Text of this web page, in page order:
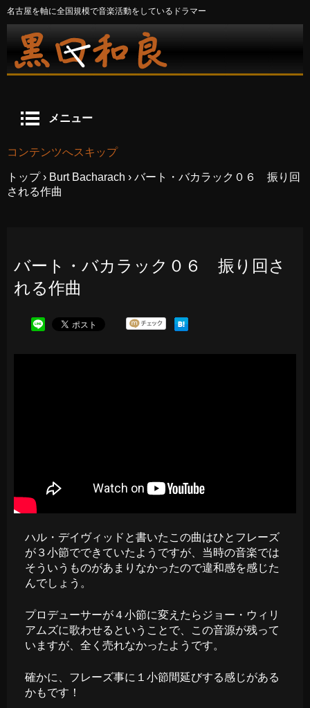
名古屋を軸に全国規模で音楽活動をしているドラマー
メニュー
コンテンツへスキップ
トップ › Burt Bacharach › バート・バカラック０６ 振り回
される作曲
バート・バカラック０６ 振り回さ
れる作曲
ハル・デイヴィッドと書いたこの曲はひとフレーズ
が３小節でできていたようですが、当時の音楽では
そういうものがあまりなかったので違和感を感じた
んでしょう。
プロデューサーが４小節に変えたらジョー・ウィリ
アムズに歌わせるということで、この音源が残って
いますが、全く売れなかったようです。
確かに、フレーズ事に１小節間延びする感じがある
かもです！